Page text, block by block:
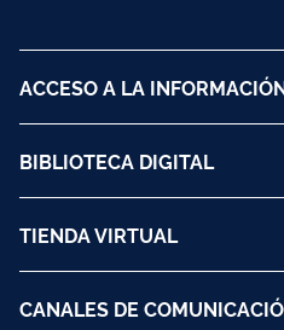
ACCESO A LA
BIBLIOTECA DIGITAL
TIENDA VIRTUAL
CANALES DE